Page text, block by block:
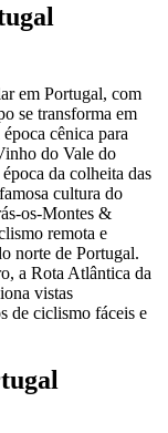
em Portugal, com
se transforma em
cênica para
do Vale do
da colheita das
cultura do
os-Montes &
remota e
norte de Portugal.
a Rota Atlântica da
vistas
de ciclismo fáceis e